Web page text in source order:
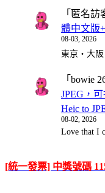
「 匿名訪
體中文版
08-03, 2026
東京・大
「 bowie
JPEG，
Heic to
08-02, 2026
Love that I
[統一發票] 中獎號碼